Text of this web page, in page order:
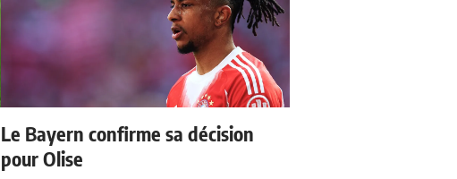
Le Bayern confirme sa décision
pour Olise